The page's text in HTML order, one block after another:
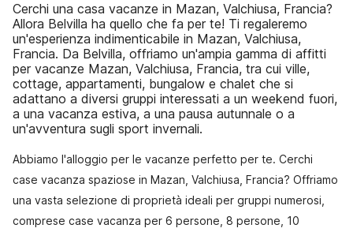
Cerchi una casa vacanze in Mazan, Valchiusa, Francia?
Allora Belvilla ha quello che fa per te! Ti regaleremo
un'esperienza indimenticabile in Mazan, Valchiusa,
Francia. Da Belvilla, offriamo un'ampia gamma di affitti
per vacanze Mazan, Valchiusa, Francia, tra cui ville,
cottage, appartamenti, bungalow e chalet che si
adattano a diversi gruppi interessati a un weekend fuori,
a una vacanza estiva, a una pausa autunnale o a
un'avventura sugli sport invernali.
Abbiamo l'alloggio per le vacanze perfetto per te. Cerchi
case vacanza spaziose in Mazan, Valchiusa, Francia? Offriamo
una vasta selezione di proprietà ideali per gruppi numerosi,
comprese case vacanza per 6 persone, 8 persone, 10